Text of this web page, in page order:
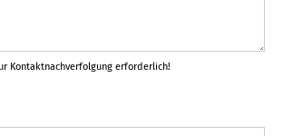
Kontaktnachverfolgung erforderlich!